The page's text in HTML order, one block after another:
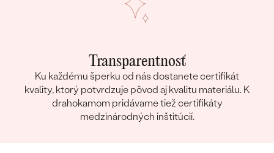
Transparentnosť
Ku každému šperku od nás dostanete certifikát
kvality, ktorý potvrdzuje pôvod aj kvalitu materiálu. K
drahokamom pridávame tiež certifikáty
medzinárodných inštitúcií.